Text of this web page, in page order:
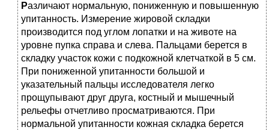
Различают нормальную, пониженную и повышенную
упитанность. Измерение жировой складки
производится под углом лопатки и на животе на
уровне пупка справа и слева. Пальцами берется в
складку участок кожи с подкожной клетчаткой в 5 см.
При пониженной упитанности большой и
указательный пальцы исследователя легко
прощупывают друг друга, костный и мышечный
рельефы отчетливо просматриваются. При
нормальной упитанности кожная складка берется